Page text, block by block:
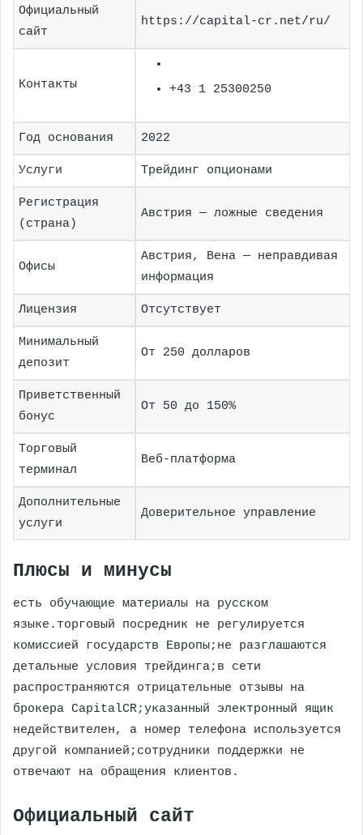
Официальный
сайт
https://capital-cr.net/ru/
Контакты +43 1 25300250
Год основания 2022
Услуги Трейдинг опционами
Регистрация
(страна)
Австрия — ложные сведения
Офисы
Австрия, Вена — неправдивая
информация
Лицензия Отсутствует
Минимальный
депозит
От 250 долларов
Приветственный
бонус
От 50 до 150%
Торговый
терминал
Веб-платформа
Дополнительные
услуги
Доверительное управление
Плюсы и минусы
есть обучающие материалы на русском
языке.торговый посредник не регулируется
комиссией государств Европы;не разглашаются
детальные условия трейдинга;в сети
распространяются отрицательные отзывы на
брокера CapitalCR;указанный электронный ящик
недействителен, а номер телефона используется
другой компанией;сотрудники поддержки не
отвечают на обращения клиентов.
Официальный сайт